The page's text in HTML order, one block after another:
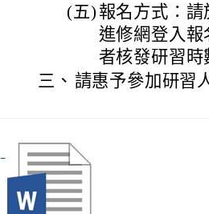
(五) 報名方式：
進修網登入
者核發研習時
三、 請惠予參加研習